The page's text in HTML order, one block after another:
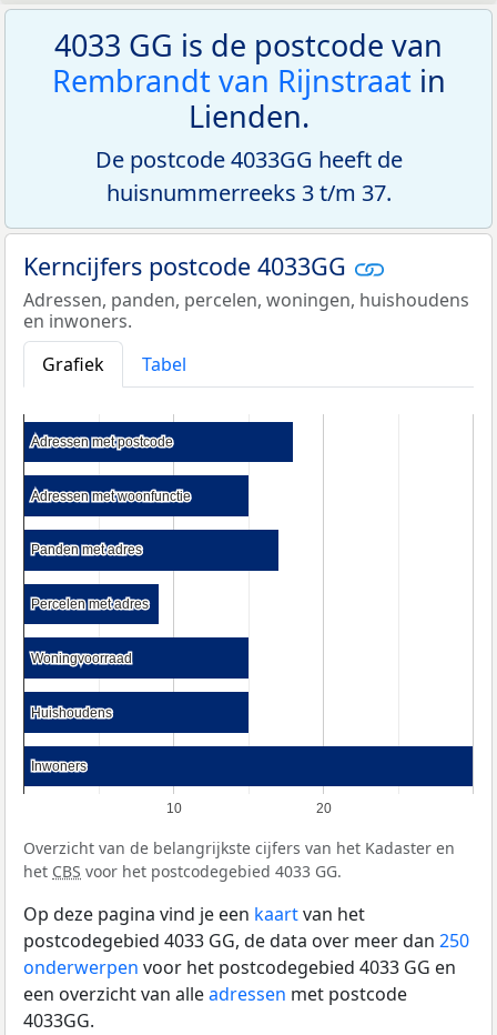
4033 GG is de postcode van
Rembrandt van Rijnstraatin
Lienden.
De postcode 4033GG heeft de
huisnummerreeks 3 t/m 37.
Kerncijfers postcode 4033GG
Adressen, panden, percelen, woningen, huishoudens
en inwoners.
Grafiek
Tabel
10 20
Adressen met postcode
Adressen met postcode
Adressen met woonfunctie
Adressen met woonfunctie
Panden met adres
Panden met adres
Percelen met adres
Percelen met adres
Woningvoorraad
Woningvoorraad
Huishoudens
Huishoudens
Inwoners
Inwoners
Overzicht van de belangrijkste cijfers van het Kadaster en
het CBS voor het postcodegebied 4033 GG.
Op deze pagina vind je een kaartvan het
postcodegebied 4033 GG, de data over meer dan 250
onderwerpen voor het postcodegebied 4033 GG en
een overzicht van alleadressen met postcode
4033GG.